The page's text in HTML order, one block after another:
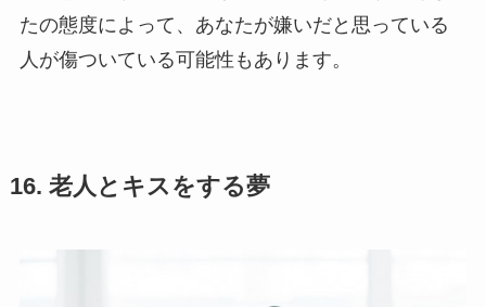
たの態度によって、あなたが嫌いだと思っている
人が傷ついている可能性もあります。
16. 老人とキスをする夢